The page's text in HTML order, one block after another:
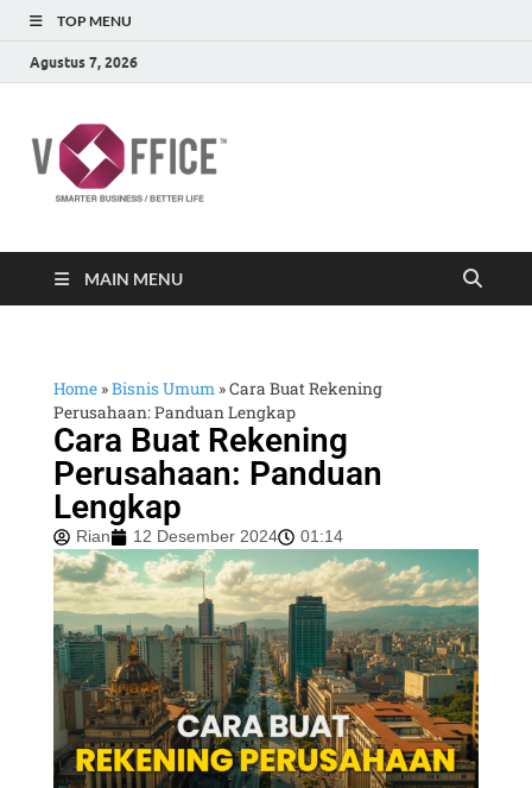
TOP MENU
Agustus 7, 2026
MAIN MENU
Home »Bisnis Umum »Cara Buat Rekening
Perusahaan: Panduan Lengkap
Cara Buat Rekening
Perusahaan: Panduan
Lengkap
Rian 12 Desember 2024 01:14